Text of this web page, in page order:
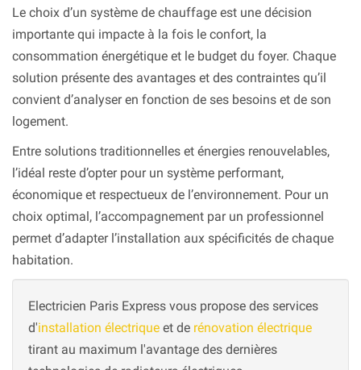
Le choix d’un système de chauffage est une décision
importante qui impacte à la fois le confort, la
consommation énergétique et le budget du foyer. Chaque
solution présente des avantages et des contraintes qu’il
convient d’analyser en fonction de ses besoins et de son
logement.
Entre solutions traditionnelles et énergies renouvelables,
l’idéal reste d’opter pour un système performant,
économique et respectueux de l’environnement. Pour un
choix optimal, l’accompagnement par un professionnel
permet d’adapter l’installation aux spécificités de chaque
habitation.
Electricien Paris Express vous propose des services
d'installation électrique et de rénovation électrique
tirant au maximum l'avantage des dernières